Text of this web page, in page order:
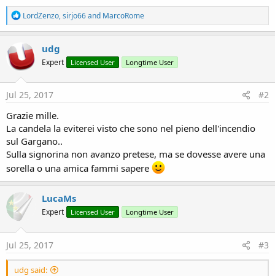
R
e
a
c
t
i
o
n
s
LordZenzo,sirjo66and MarcoRome
udg
Expert Licensed User Longtime User
Jul 25, 2017 #2
Grazie mille.
La candela la eviterei visto che sono nel pieno dell'incendio
sul Gargano..
Sulla signorina non avanzo pretese, ma se dovesse avere una
sorella o una amica fammi sapere
LucaMs
Expert Licensed User Longtime User
Jul 25, 2017 #3
udg said: